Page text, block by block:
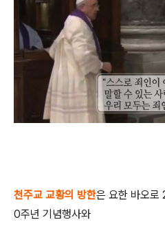
천주교 교황의 방한은 요한 바오
0주년 기념행사와